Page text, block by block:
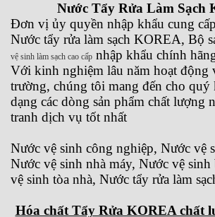
Nước Tẩy Rửa Làm Sạch
Đơn vị ủy quyền nhập khẩu cung
Nước tẩy rửa làm sạch KOREA, Bộ
vệ sinh làm sạch cao cấp nhập khẩu chính
Với kinh nghiệm lâu năm hoạt động
trường, chúng tôi mang đến cho quý
dạng các dòng sản phẩm chất lượng
tranh dịch vụ tốt nhất
Nước vệ sinh công nghiệp, Nước vệ
Nước vệ sinh nhà máy, Nước vệ
vệ sinh tòa nhà, Nước tẩy rửa làm
Hóa chất Tẩy Rửa KOREA chất